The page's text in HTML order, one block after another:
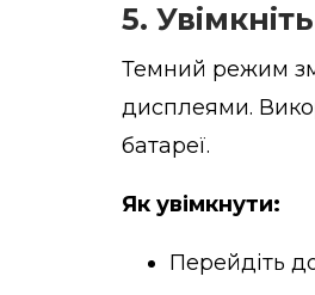
5.
Темний режим
дисплеями.
батареї.
Як увімкнути:
Перейдіть